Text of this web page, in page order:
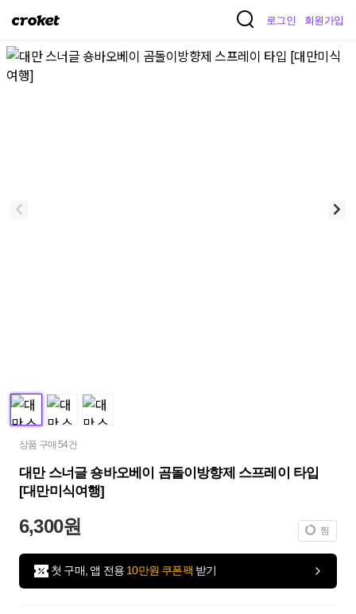
크
켓
로그인 회원가입
상품 구매 54건
대만 스너글 숑바오베이 곰돌이방향제 스프레이 타입
[대만미식여행]
6,300원 찜
첫 구매, 앱 전용 10만원 쿠폰팩 받기